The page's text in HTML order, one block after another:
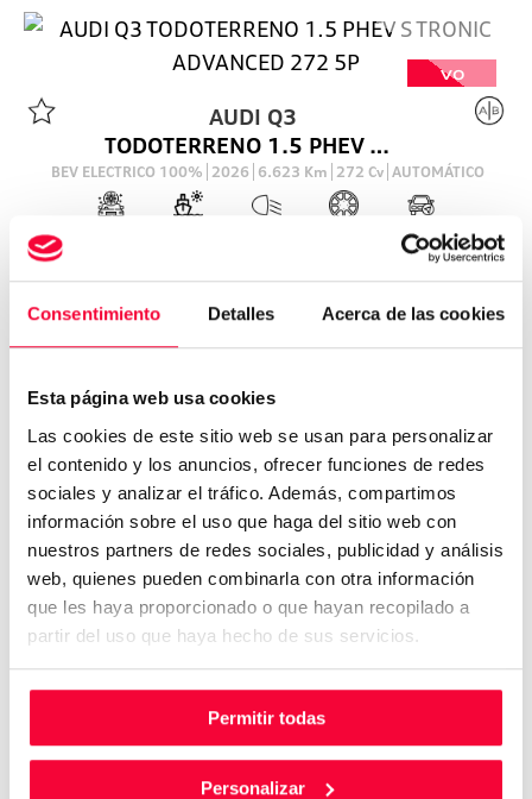
Consentimiento Detalles Acerca de las cookies
Esta página web usa cookies
Las cookies de este sitio web se usan para personalizar
el contenido y los anuncios, ofrecer funciones de redes
sociales y analizar el tráfico. Además, compartimos
información sobre el uso que haga del sitio web con
nuestros partners de redes sociales, publicidad y análisis
web, quienes pueden combinarla con otra información
que les haya proporcionado o que hayan recopilado a
partir del uso que haya hecho de sus servicios.
Permitir todas
Personalizar
VO
AUDI Q3
TODOTERRENO 1.5 PHEV S TRONIC ADVANCED 272 5P
BEV ELECTRICO 100% 2026 6.623 Km 272 Cv AUTOMÁTICO